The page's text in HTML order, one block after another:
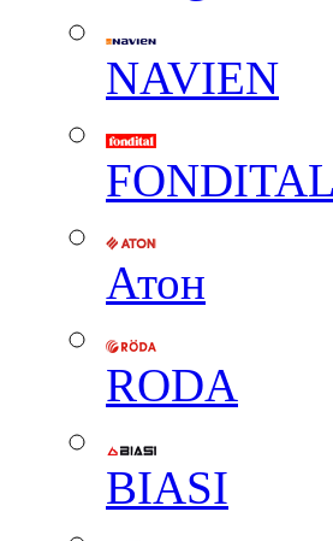
NAVIEN
FONDITAL
Атон
RODA
BIASI